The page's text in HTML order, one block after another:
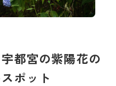
都宮の紫陽花の
ポット